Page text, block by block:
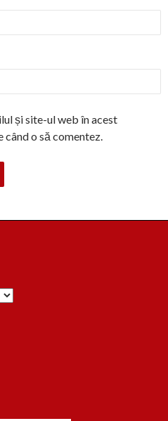
și site-ul web în acest
o să comentez.